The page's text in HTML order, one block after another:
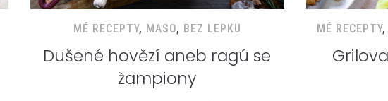
MÉ RECEPTY, MASO, BEZ LEPKU
Dušené hovězí aneb ragú se
žampiony
MÉ RECEPTY,